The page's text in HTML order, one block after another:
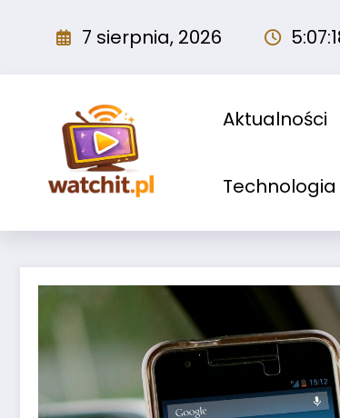
7 sierpnia, 2026
Aktualności
Technologia